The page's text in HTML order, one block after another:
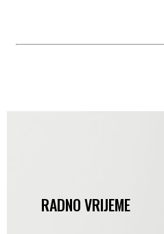
RADNO VRIJEME